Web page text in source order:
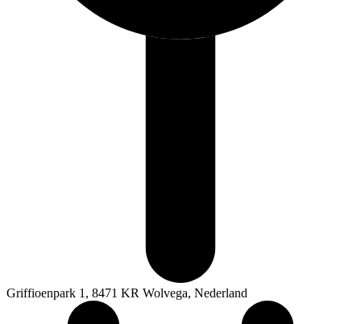
Griffioenpark 1, 8471 KR Wolvega, Nederland